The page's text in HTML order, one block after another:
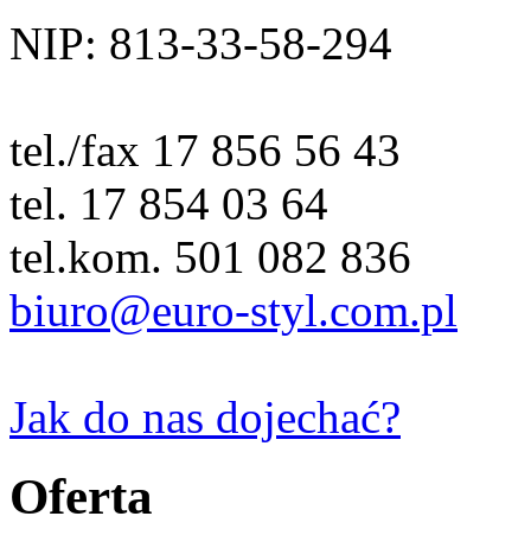
NIP: 813-33-58-294
tel./fax 17 856 56 43
tel. 17 854 03 64
tel.kom. 501 082 836
biuro@euro-styl.com.pl
Jak do nas dojechać?
Oferta